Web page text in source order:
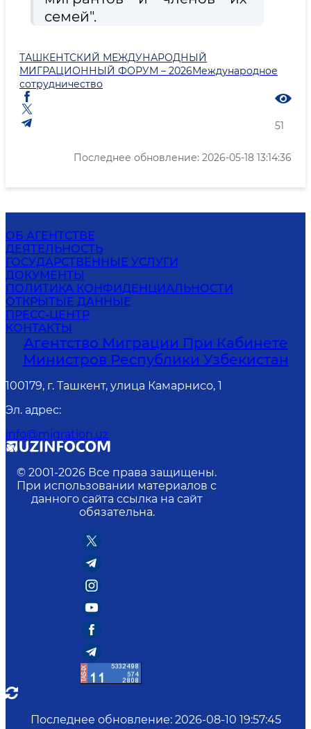
семей".
ТАШКЕНТСКИЙ МЕЖДУНАРОДНЫЙ
МИГРАЦИОННЫЙ ФОРУМ – 2026Международное
сотрудничество
51
Последнее обновление: 2026-05-18 13:14:36
ОБ АГЕНТСТВЕ
ДЕЯТЕЛЬНОСТЬ
ГОСУДАРСТВЕННЫЕ УСЛУГИ
ДОКУМЕНТЫ
ПОЛИТИКА КОНФИДЕНЦИАЛЬНОСТИ
ОТКРЫТЫЕ ДАННЫЕ
ПРЕСС-ЦЕНТР
КОНТАКТЫ
Агентство Миграции При Кабинете
Министров Республики Узбекистан
100179, г. Ташкент, улица Камарнисо, 1
Эл. адрес:
info@migration.uz
© 2001-2026 Все права защищены.
При использовании материалов с
данного сайта ссылка на сайт
обязательна.
Последнее обновление: 2026-08-10 19:57:45